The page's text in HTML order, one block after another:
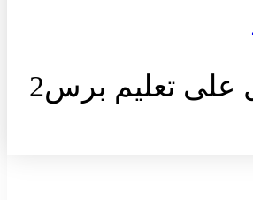
على تعليم برس2